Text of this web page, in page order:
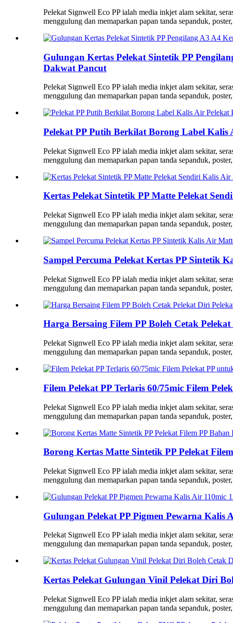
Pelekat Signwell Eco PP ialah media inkjet alam sekitar,
menggulung dan memaparkan papan tanda sepanduk,
Gulungan Kertas Pelekat Sintetik PP
Dakwat Pancut
Pelekat Signwell Eco PP ialah media inkjet alam sekitar,
menggulung dan memaparkan papan tanda sepanduk,
Pelekat PP Putih Berkilat Borong Label
Pelekat Signwell Eco PP ialah media inkjet alam sekitar,
menggulung dan memaparkan papan tanda sepanduk,
Kertas Pelekat Sintetik PP Matte Pelekat
Pelekat Signwell Eco PP ialah media inkjet alam sekitar,
menggulung dan memaparkan papan tanda sepanduk,
Sampel Percuma Pelekat Kertas PP Sintetik
Pelekat Signwell Eco PP ialah media inkjet alam sekitar,
menggulung dan memaparkan papan tanda sepanduk,
Harga Bersaing Filem PP Boleh Cetak
Pelekat Signwell Eco PP ialah media inkjet alam sekitar,
menggulung dan memaparkan papan tanda sepanduk,
Filem Pelekat PP Terlaris 60/75mic Filem
Pelekat Signwell Eco PP ialah media inkjet alam sekitar,
menggulung dan memaparkan papan tanda sepanduk,
Borong Kertas Matte Sintetik PP Pelekat
Pelekat Signwell Eco PP ialah media inkjet alam sekitar,
menggulung dan memaparkan papan tanda sepanduk,
Gulungan Pelekat PP Pigmen Pewarna Kalis
Pelekat Signwell Eco PP ialah media inkjet alam sekitar,
menggulung dan memaparkan papan tanda sepanduk,
Kertas Pelekat Gulungan Vinil Pelekat Diri
Pelekat Signwell Eco PP ialah media inkjet alam sekitar,
menggulung dan memaparkan papan tanda sepanduk,